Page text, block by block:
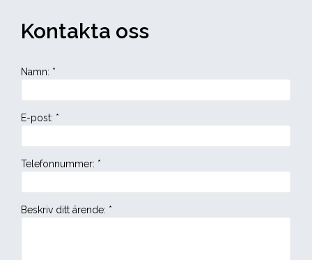
Kontakta oss
Namn: *
E-post: *
Telefonnummer: *
Beskriv ditt ärende: *